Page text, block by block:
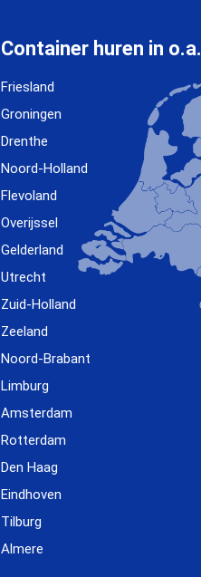
Container huren in o.a.
Friesland
Groningen
Drenthe
Noord-Holland
Flevoland
Overijssel
Gelderland
Utrecht
Zuid-Holland
Zeeland
Noord-Brabant
Limburg
Amsterdam
Rotterdam
Den Haag
Eindhoven
Tilburg
Almere